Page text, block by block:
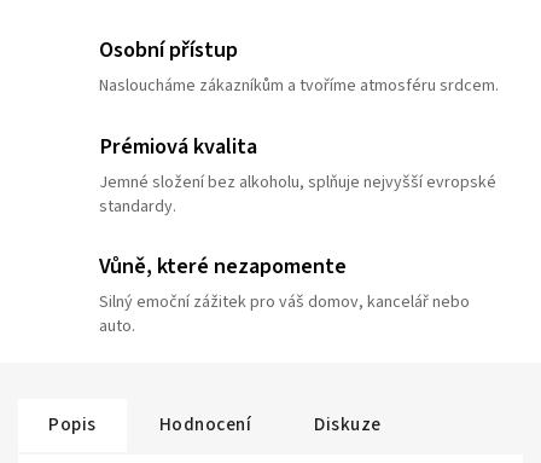
Osobní přístup
Nasloucháme zákazníkům a tvoříme atmosféru srdcem.
Prémiová kvalita
Jemné složení bez alkoholu, splňuje nejvyšší evropské
standardy.
Vůně, které nezapomente
Silný emoční zážitek pro váš domov, kancelář nebo
auto.
Popis Hodnocení Diskuze